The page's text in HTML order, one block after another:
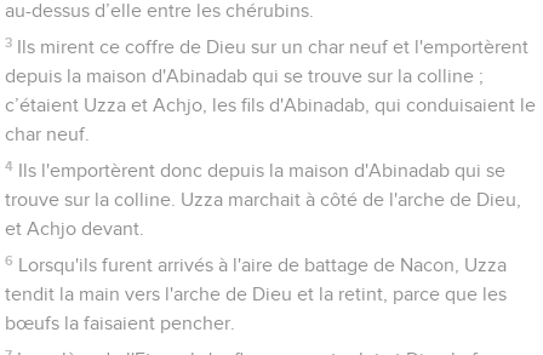
au-dessus d’elle entre les chérubins.
3
Ils mirent ce coffre de Dieu sur un char neuf et l'emportèrent
depuis la maison d'Abinadab qui se trouve sur la colline ;
c’étaient Uzza et Achjo, les fils d'Abinadab, qui conduisaient le
char neuf.
4
Ils l'emportèrent donc depuis la maison d'Abinadab qui se
trouve sur la colline. Uzza marchait à côté de l'arche de Dieu,
et Achjo devant.
6
Lorsqu'ils furent arrivés à l'aire de battage de Nacon, Uzza
tendit la main vers l'arche de Dieu et la retint, parce que les
bœufs la faisaient pencher.